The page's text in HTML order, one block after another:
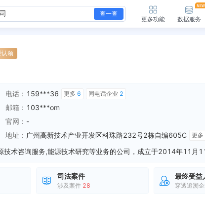
查一查
更多功能 数据服务
认领
电话： 159***36 更多 6 同电话企业 2
邮箱： 103***om
官网： -
地址： 广州高新技术产业开发区科珠路232号2栋自编605C 更多
司法案件
涉及案件 28
最终受益
穿透追溯